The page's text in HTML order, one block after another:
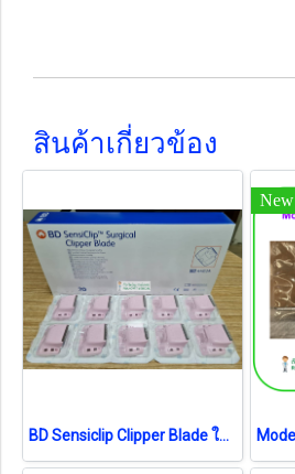
สินค้าเกี่ยวข้อง
BD Sensiclip Clipper Blade ใบมีดอ่อนโยน (4430A) (1ชิ้น) (exp 05-2025)
New